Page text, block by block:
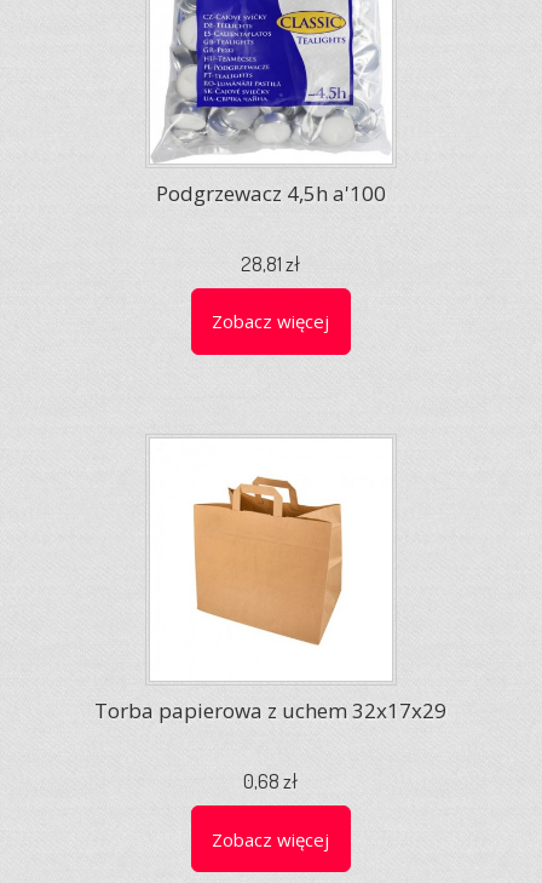
Podgrzewacz 4,5h a'100
28,81 zł
Zobacz więcej
Torba papierowa z uchem 32x17x29
0,68 zł
Zobacz więcej